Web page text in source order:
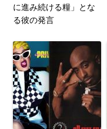
に進み続ける糧」とな
る彼の発言